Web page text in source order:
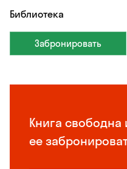
Книга
ее
Библиотека
Забронировать